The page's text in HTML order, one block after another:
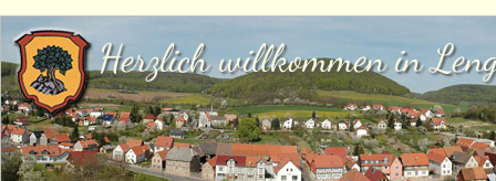
Herzlich willkommen in